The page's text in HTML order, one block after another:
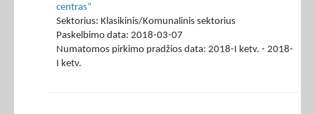
centras“
Sektorius: Klasikinis/Komunalinis sektorius
Paskelbimo data: 2018-03-07
Numatomos pirkimo pradžios data: 2018-I ketv. - 2018-
I ketv.